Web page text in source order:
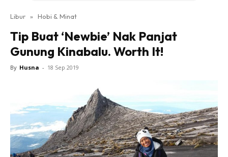
Libur » Hobi & Minat
Tip Buat ‘Newbie’ Nak Panjat
Gunung Kinabalu. Worth It!
By Husna - 18 Sep 2019